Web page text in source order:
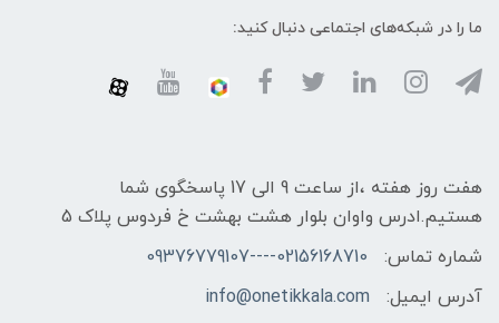
ما را در شبکه‌های اجتماعی دنبال کنید:
هفت روز هفته ،از ساعت 9 الی 17 پاسخگوی شما
هستیم.ادرس واوان بلوار هشت بهشت خ فردوس پلاک 5
شماره تماس:
02156168710----09376779107
آدرس ایمیل:
info@onetikkala.com